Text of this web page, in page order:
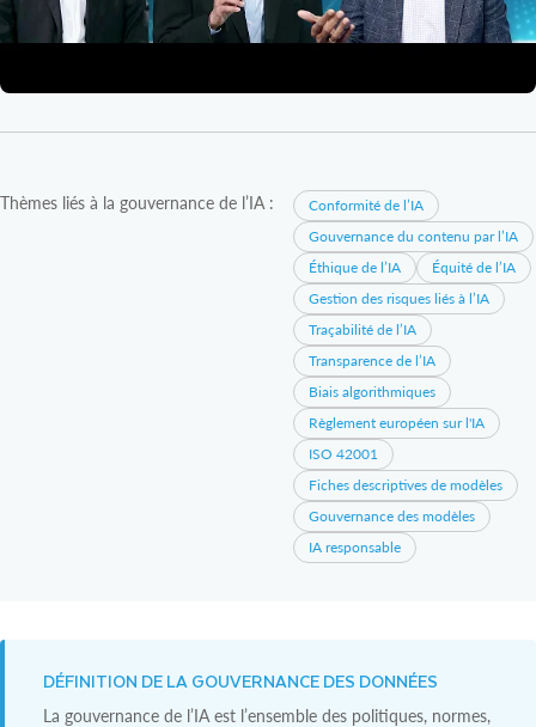
Thèmes liés à la gouvernance de l’IA :
Conformité de l’IA
Gouvernance du contenu par l’IA
Éthique de l’IA
Équité de l’IA
Gestion des risques liés à l’IA
Traçabilité de l’IA
Transparence de l’IA
Biais algorithmiques
Règlement européen sur l'IA
ISO 42001
Fiches descriptives de modèles
Gouvernance des modèles
IA responsable
DÉFINITION DE LA GOUVERNANCE DES DONNÉES
La gouvernance de l’IA est l’ensemble des politiques, normes,